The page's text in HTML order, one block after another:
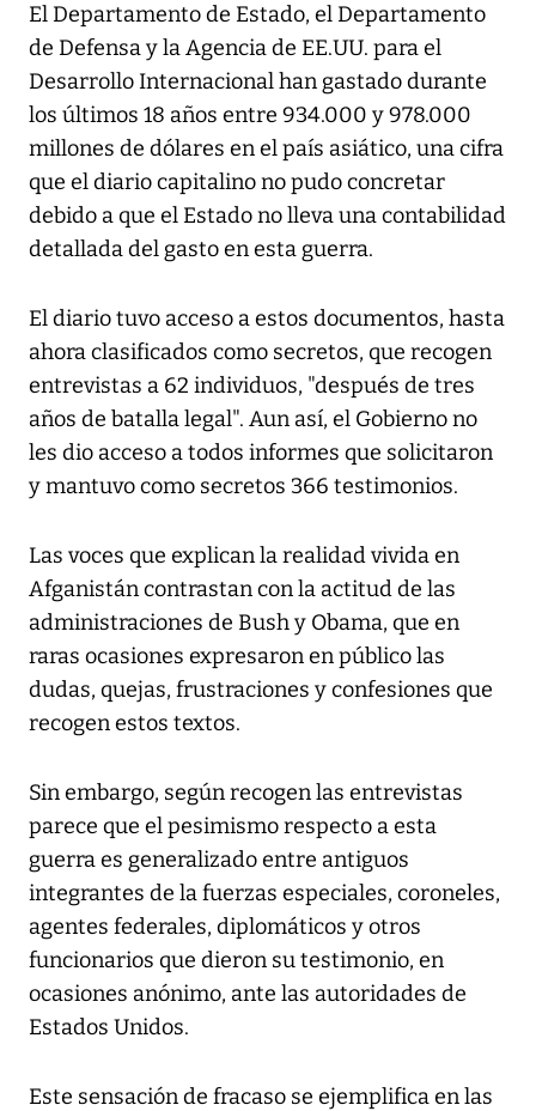
El Departamento de Estado, el Departamento
de Defensa y la Agencia de EE.UU. para el
Desarrollo Internacional han gastado durante
los últimos 18 años entre 934.000 y 978.000
millones de dólares en el país asiático, una cifra
que el diario capitalino no pudo concretar
debido a que el Estado no lleva una contabilidad
detallada del gasto en esta guerra.
El diario tuvo acceso a estos documentos, hasta
ahora clasificados como secretos, que recogen
entrevistas a 62 individuos, "después de tres
años de batalla legal". Aun así, el Gobierno no
les dio acceso a todos informes que solicitaron
y mantuvo como secretos 366 testimonios.
Las voces que explican la realidad vivida en
Afganistán contrastan con la actitud de las
administraciones de Bush y Obama, que en
raras ocasiones expresaron en público las
dudas, quejas, frustraciones y confesiones que
recogen estos textos.
Sin embargo, según recogen las entrevistas
parece que el pesimismo respecto a esta
guerra es generalizado entre antiguos
integrantes de la fuerzas especiales, coroneles,
agentes federales, diplomáticos y otros
funcionarios que dieron su testimonio, en
ocasiones anónimo, ante las autoridades de
Estados Unidos.
Este sensación de fracaso se ejemplifica en las